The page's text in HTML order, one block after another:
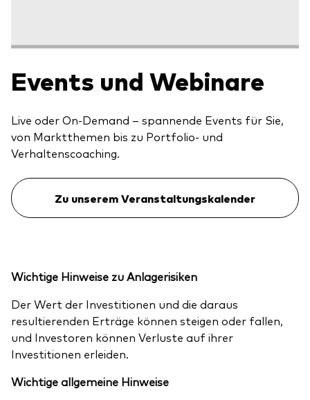
Events und Webinare
Live oder On-Demand – spannende Events für Sie,
von Marktthemen bis zu Portfolio- und
Verhaltenscoaching.
Zu unserem Veranstaltungskalender
Wichtige Hinweise zu Anlagerisiken
Der Wert der Investitionen und die daraus
resultierenden Erträge können steigen oder fallen,
und Investoren können Verluste auf ihrer
Investitionen erleiden.
Wichtige allgemeine Hinweise